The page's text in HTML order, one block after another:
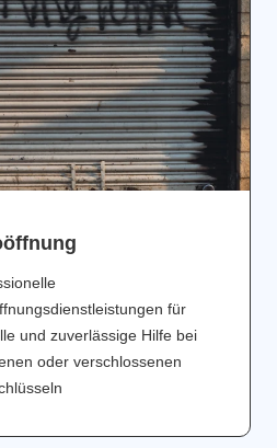
für
und zuverlässige Hilfe bei
oder verschlossenen